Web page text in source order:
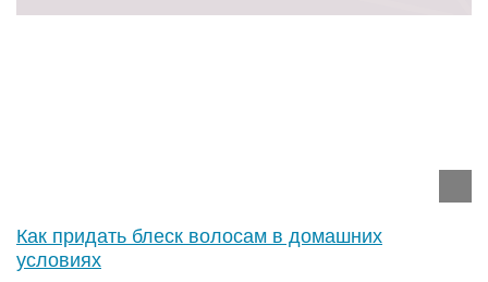
Как придать блеск волосам в домашних
условиях